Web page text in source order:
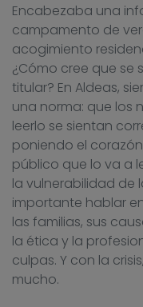
Encabezaba una
campamento de
acogimiento
¿Cómo cree que se
titular? En Aldeas,
una norma: que los
leerlo se sientan
poniendo el
público que lo va a
la vulnerabilidad de
importante hablar
las familias, sus
la ética y la
culpas. Y con la
mucho.